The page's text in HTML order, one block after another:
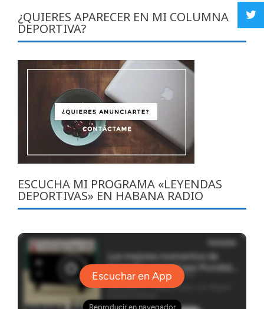
¿QUIERES APARECER EN MI COLUMNA
DEPORTIVA?
ESCUCHA MI PROGRAMA «LEYENDAS
DEPORTIVAS» EN HABANA RADIO